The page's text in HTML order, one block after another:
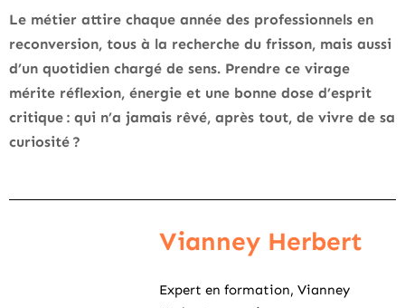
Le métier attire chaque année des professionnels en
reconversion, tous à la recherche du frisson, mais aussi
d’un quotidien chargé de sens. Prendre ce virage
mérite réflexion, énergie et une bonne dose d’esprit
critique : qui n’a jamais rêvé, après tout, de vivre de sa
curiosité ?
Vianney Herbert
Expert en formation, Vianney